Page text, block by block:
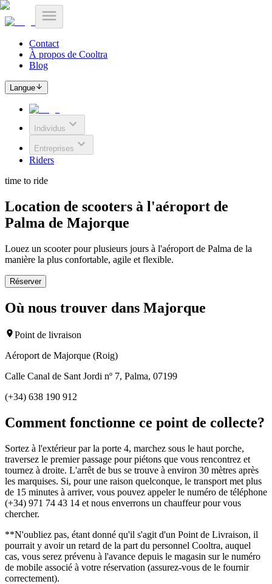
Contact
À propos de Cooltra
Blog
Langue
Individus
Entreprises
Riders
time to ride
Location de scooters à l'aéroport de
Palma de Majorque
Louez un scooter pour plusieurs jours à l'aéroport de Palma de la
manière la plus confortable, agile et flexible.
Réserver
Où nous trouver dans Majorque
Point de livraison
Aéroport de Majorque (Roig)
Calle Canal de Sant Jordi nº 7, Palma, 07199
(+34) 638 190 912
Comment fonctionne ce point de collecte?
Sortez à l'extérieur par la porte 4, marchez sous le haut porche,
traversez le premier passage pour piétons que vous rencontrez et
tournez à droite. L'arrêt de bus se trouve à environ 30 mètres après
les marquises. Si, pour une raison quelconque, le transport met plus
de 15 minutes à arriver, vous pouvez appeler le numéro de téléphone
(+34) 971 74 43 14 et nous enverrons un chauffeur pour vous
chercher.
**N'oubliez pas, étant donné qu'il s'agit d'un Point de Livraison, il
pourrait y avoir un retard de la part du personnel Cooltra, auquel
cas, vous serez prévenu à l'avance depuis le magasin sur le numéro
de mobile associé à votre réservation (assurez-vous de le fournir
correctement).